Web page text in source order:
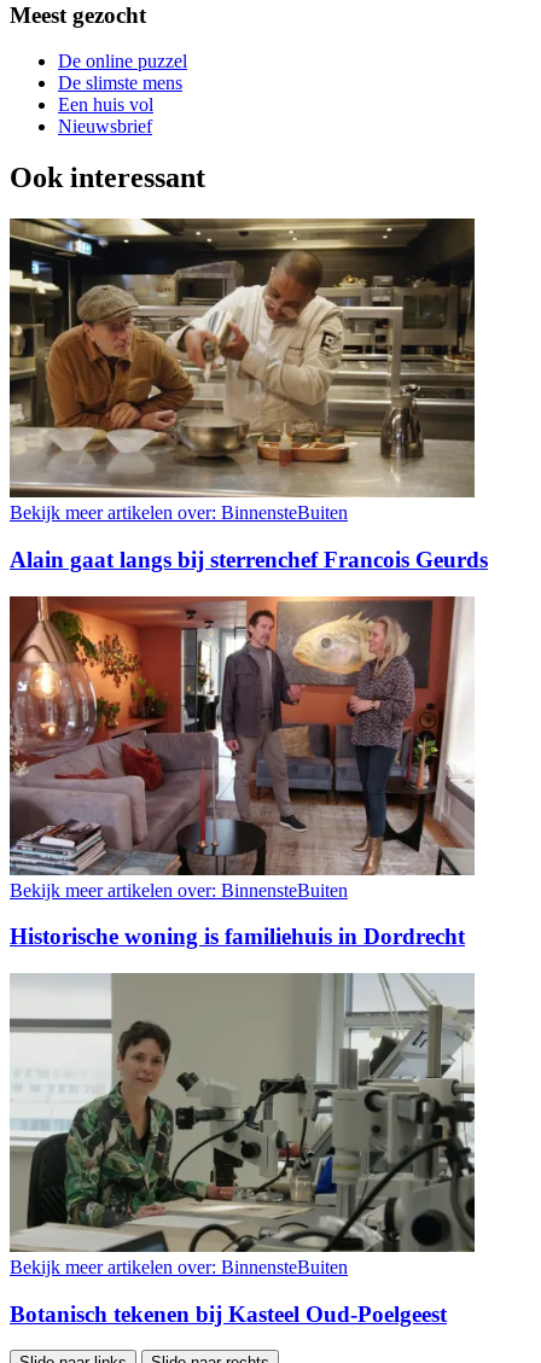
Meest gezocht
De online puzzel
De slimste mens
Een huis vol
Nieuwsbrief
Ook interessant
Bekijk meer artikelen over: BinnensteBuiten
Alain gaat langs bij sterrenchef Francois Geurds
Bekijk meer artikelen over: BinnensteBuiten
Historische woning is familiehuis in Dordrecht
Bekijk meer artikelen over: BinnensteBuiten
Botanisch tekenen bij Kasteel Oud-Poelgeest